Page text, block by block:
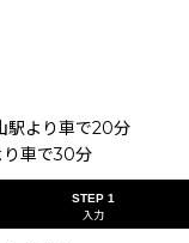
より車で20分
車で30分
STEP 1
入力